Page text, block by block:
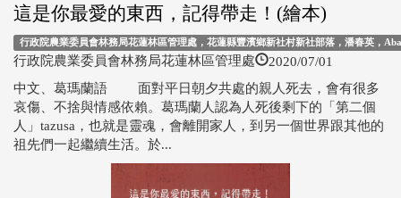
這是你最愛的東西，記得帶走！(繪本)
行政院農業委員會林務局花蓮林區管理處，花蓮縣豐濱鄉新社村新社部落，潘春英，
行政院農業委員會林務局花蓮林區管理處 2020/07/01
中文、葛瑪蘭語 面對平日朝夕共處的親人死去，會有很多
哀傷、不捨與情感依賴。葛瑪蘭人認為人死後剩下的「第二個
人」tazusa，也就是靈魂，會離開家人，到另一個世界跟其他的
祖先們一起繼續生活。於...